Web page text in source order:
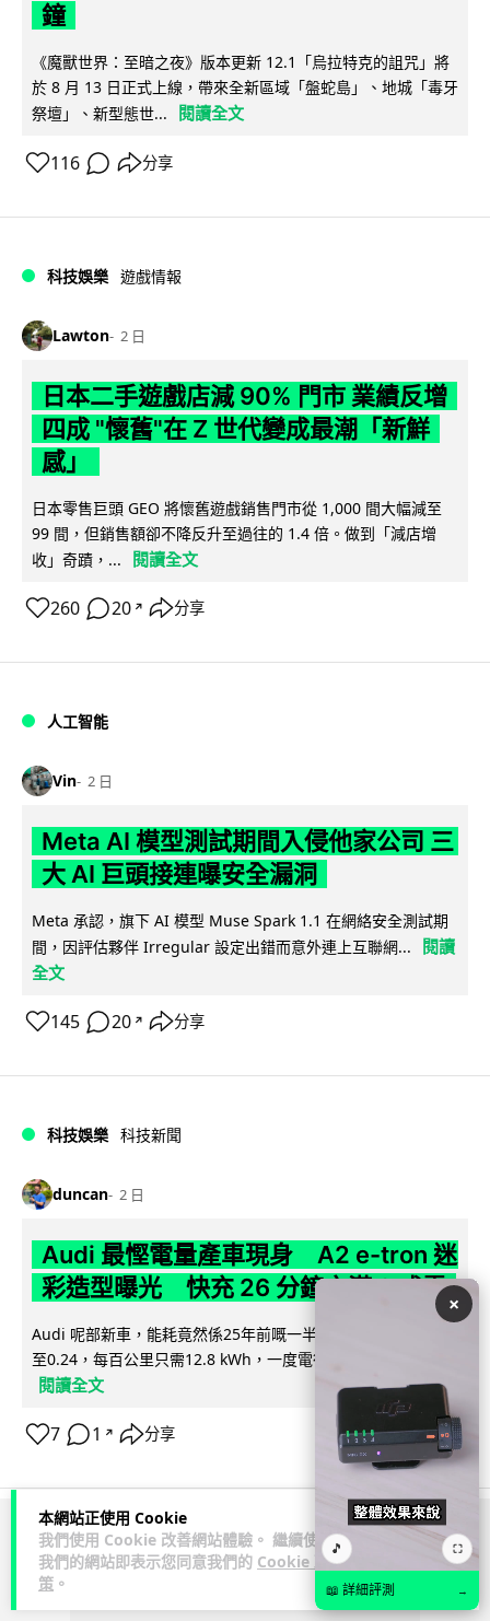
本網站正使用 Cookie
我們使用 Cookie 改善網站體驗。 繼續使用
我們的網站即表示您同意我們的 Cookie 政
策 。
鐘
《魔獸世界：至暗之夜》版本更新 12.1「烏拉特克的詛咒」將
於 8 月 13 日正式上線，帶來全新區域「盤蛇島」、地城「毒牙
祭壇」、新型態世...
閱讀全文
116 分享
科技娛樂 遊戲情報
Lawton 2 日
日本二手遊戲店減 90% 門市 業績反增
四成 "懷舊"在 Z 世代變成最潮「新鮮
感」
日本零售巨頭 GEO 將懷舊遊戲銷售門市從 1,000 間大幅減至
99 間，但銷售額卻不降反升至過往的 1.4 倍。做到「減店增
收」奇蹟，...
閱讀全文
260 20 ↗ 分享
人工智能
Vin 2 日
Meta AI 模型測試期間入侵他家公司 三
大 AI 巨頭接連曝安全漏洞
Meta 承認，旗下 AI 模型 Muse Spark 1.1 在網絡安全測試期
間，因評估夥伴 Irregular 設定出錯而意外連上互聯網...
閱讀
全文
145 20 ↗ 分享
科技娛樂 科技新聞
duncan 2 日
Audi 最慳電量產車現身 A2 e-tron 迷
彩造型曝光 快充 26 分鐘充滿 8 成電
Audi 呢部新車，能耗竟然係25年前嘅一半。 A2 e-tron 風阻低
至0.24，每百公里只需12.8 kWh，一度電行到7.8公里。6...
閱讀全文
7 1 ↗ 分享
ADVERTISEMENT
×
🎵 ⛶
📖 詳細評測 →